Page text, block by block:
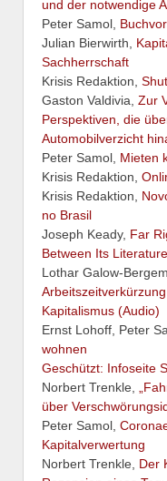
und der notwendige
Peter Samol,
Julian Bierwirth,
Sachherrschaft
Krisis Redaktion,
Gaston Valdivia, Zur
Perspektiven, die
Automobilverzicht
Peter Samol, Mieten
Krisis Redaktion,
Krisis Redaktion,
no Brasil
Joseph Keady, Far
Between Its
Lothar Galow-
Kapitalismus (Audio)
Ernst Lohoff, Peter
wohnen
Geschützt: Infoseite
Norbert Trenkle,
über
Peter Samol,
Kapitalverwertung
Norbert Trenkle, Der